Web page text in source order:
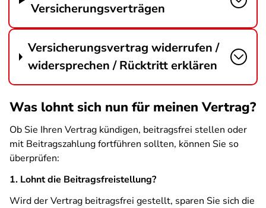
Versicherungsverträgen
Versicherungsvertrag widerrufen /
widersprechen / Rücktritt erklären
Was lohnt sich nun für meinen Vertrag?
Ob Sie Ihren Vertrag kündigen, beitragsfrei stellen oder
mit Beitragszahlung fortführen sollten, können Sie so
überprüfen:
1. Lohnt die Beitragsfreistellung?
Wird der Vertrag beitragsfrei gestellt, sparen Sie sich die